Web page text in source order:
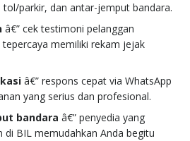
parkir, dan antar-jemput bandara.
â€” cek testimoni pelanggan
tepercaya memiliki rekam jejak
â€” respons cepat via WhatsApp
yang serius dan profesional.
bandara â€” penyedia yang
di BIL memudahkan Anda begitu